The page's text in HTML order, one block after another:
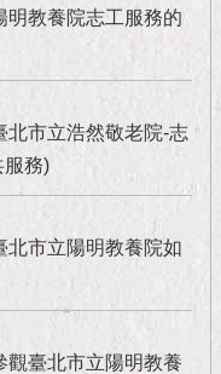
明教養院志工服務的
北市立浩然敬老院-志
服務)
北市立陽明教養院如
觀臺北市立陽明教養